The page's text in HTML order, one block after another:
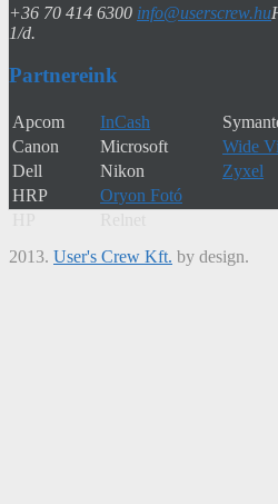
+36 70 414 6300 info@userscrew.hu
1/d.
Partnereink
Apcom InCash
Canon
Microsoft
Wide
Dell
Nikon
Zyxel
HRP
Oryon Fotó
2013. User's Crew Kft. by design.